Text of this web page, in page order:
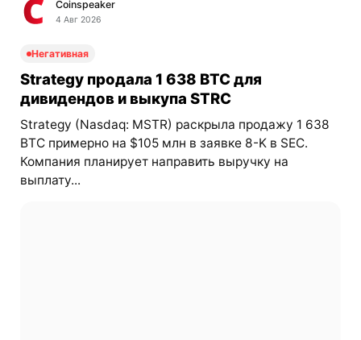
Coinspeaker
4 Авг 2026
Негативная
Strategy продала 1 638 BTC для
дивидендов и выкупа STRC
Strategy (Nasdaq: MSTR) раскрыла продажу 1 638
BTC примерно на $105 млн в заявке 8-K в SEC.
Компания планирует направить выручку на
выплату...